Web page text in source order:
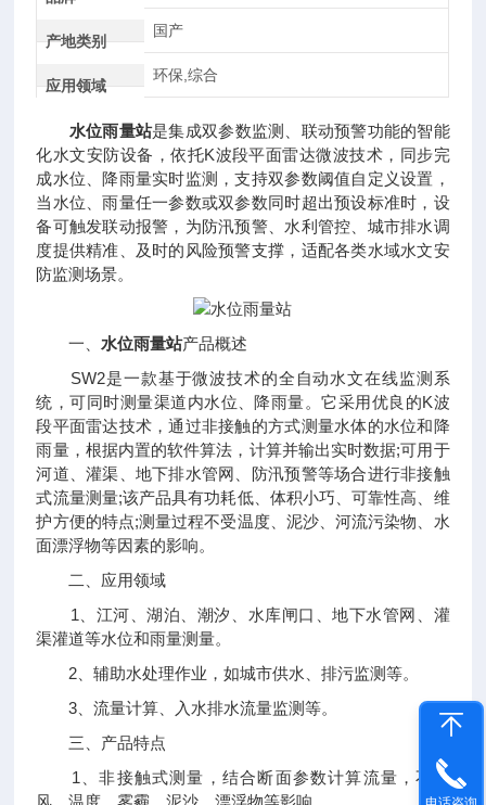
产地类别
国产
应用领域
环保,综合
水位雨量站是集成双参数监测、联动预警功能的智能
化水文安防设备，依托K波段平面雷达微波技术，同步完
成水位、降雨量实时监测，支持双参数阈值自定义设置，
当水位、雨量任一参数或双参数同时超出预设标准时，设
备可触发联动报警，为防汛预警、水利管控、城市排水调
度提供精准、及时的风险预警支撑，适配各类水域水文安
防监测场景。
一、 水位雨量站产品概述
SW2是一款基于微波技术的全自动水文在线监测系
统，可同时测量渠道内水位、降雨量。它采用优良的K波
段平面雷达技术，通过非接触的方式测量水体的水位和降
雨量，根据内置的软件算法，计算并输出实时数据;可用于
河道、灌渠、地下排水管网、防汛预警等场合进行非接触
式流量测量;该产品具有功耗低、体积小巧、可靠性高、维
护方便的特点;测量过程不受温度、泥沙、河流污染物、水
面漂浮物等因素的影响。
二、应用领域
1、江河、湖泊、潮汐、水库闸口、地下水管网、灌
渠灌道等水位和雨量测量。
2、辅助水处理作业，如城市供水、排污监测等。
3、流量计算、入水排水流量监测等。
三、产品特点
1、非接触式测量，结合断面参数计算流量，不受
风、温度、雾霾、泥沙、漂浮物等影响。